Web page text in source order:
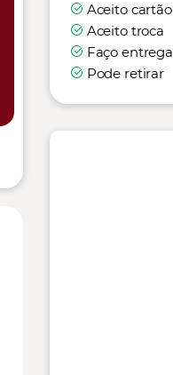
Aceito cartão
Aceito troca
Faço entrega
Pode retirar